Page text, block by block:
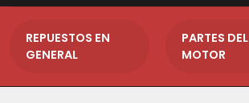
REPUESTOS EN
GENERAL
PARTES DEL
MOTOR